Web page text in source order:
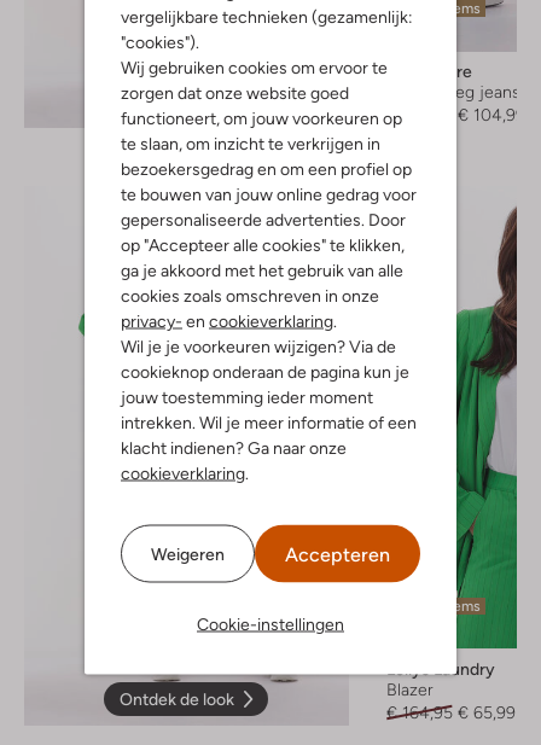
vergelijkbare technieken (gezamenlijk:
"cookies").
Wij gebruiken cookies om ervoor te
zorgen dat onze website goed
functioneert, om jouw voorkeuren op
te slaan, om inzicht te verkrijgen in
bezoekersgedrag en om een profiel op
te bouwen van jouw online gedrag voor
gepersonaliseerde advertenties. Door
op "Accepteer alle cookies" te klikken,
ga je akkoord met het gebruik van alle
cookies zoals omschreven in onze
privacy- en cookieverklaring.
Wil je je voorkeuren wijzigen? Via de
cookieknop onderaan de pagina kun je
jouw toestemming ieder moment
intrekken. Wil je meer informatie of een
klacht indienen? Ga naar onze
cookieverklaring.
Weigeren Accepteren
Cookie-instellingen
Ontdek de look
Laatste items
Co'couture
Straight leg jeans
€ 149,95
€ 104,99
Ontdek de look
Laatste items
Lollys Laundry
Blazer
€ 164,95 € 65,99